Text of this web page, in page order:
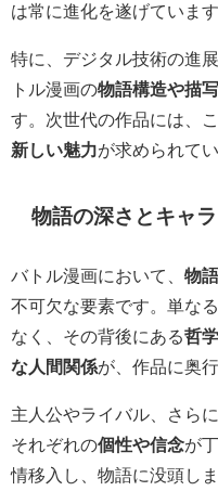
は常に進化を遂げています
特に、デジタル技術の進
トル漫画の物語構造や描
す。次世代の作品には、
新しい魅力が求められてい
物語の深さとキャ
バトル漫画において、 物
不可欠な要素です。単な
なく、その背後にある哲
な人間関係が、作品に奥
主人公やライバル、さら
それぞれの個性や信念が
情移入し、物語に没頭し